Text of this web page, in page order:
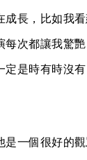
成長，比如我
每次都讓我驚
定是時有時沒
是一個很好的